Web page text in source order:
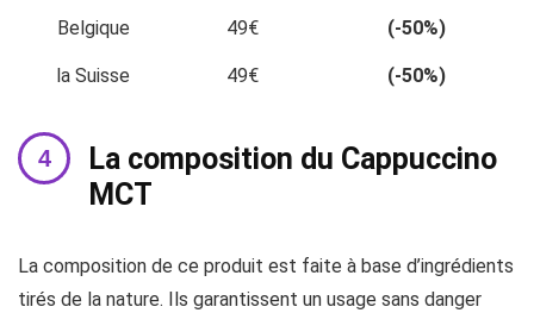
Belgique 49€ (-50%)
la Suisse 49€ (-50%)
La composition du Cappuccino
MCT
La composition de ce produit est faite à base d’ingrédients
tirés de la nature. Ils garantissent un usage sans danger